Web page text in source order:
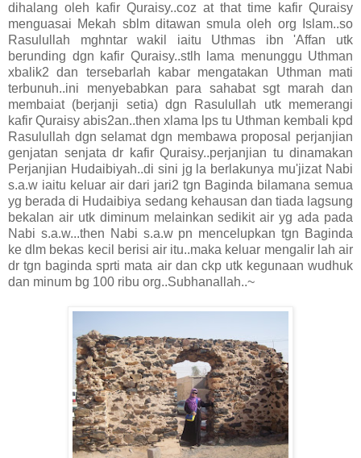
dihalang oleh kafir Quraisy..coz at that time kafir Quraisy
menguasai Mekah sblm ditawan smula oleh org Islam..so
Rasulullah mghntar wakil iaitu Uthmas ibn 'Affan utk
berunding dgn kafir Quraisy..stlh lama menunggu Uthman
xbalik2 dan tersebarlah kabar mengatakan Uthman mati
terbunuh..ini menyebabkan para sahabat sgt marah dan
membaiat (berjanji setia) dgn Rasulullah utk memerangi
kafir Quraisy abis2an..then xlama lps tu Uthman kembali kpd
Rasulullah dgn selamat dgn membawa proposal perjanjian
genjatan senjata dr kafir Quraisy..perjanjian tu dinamakan
Perjanjian Hudaibiyah..di sini jg la berlakunya mu'jizat Nabi
s.a.w iaitu keluar air dari jari2 tgn Baginda bilamana semua
yg berada di Hudaibiya sedang kehausan dan tiada lagsung
bekalan air utk diminum melainkan sedikit air yg ada pada
Nabi s.a.w...then Nabi s.a.w pn mencelupkan tgn Baginda
ke dlm bekas kecil berisi air itu..maka keluar mengalir lah air
dr tgn baginda sprti mata air dan ckp utk kegunaan wudhuk
dan minum bg 100 ribu org..Subhanallah..~